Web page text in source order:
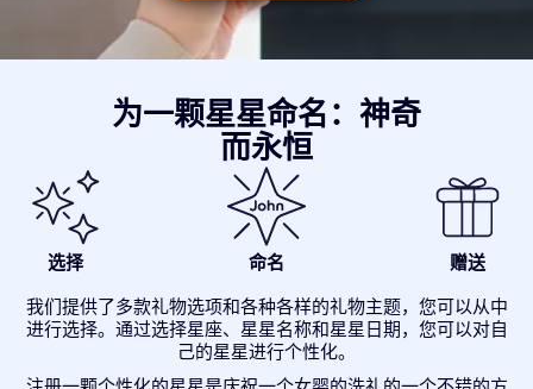
为一颗星星命名：神奇
而永恒
选择 命名 赠送
我们提供了多款礼物选项和各种各样的礼物主题，您可以从中
进行选择。通过选择星座、星星名称和星星日期，您可以对自
己的星星进行个性化。